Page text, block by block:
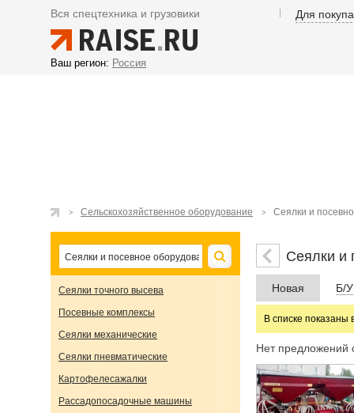
Вся спецтехника и грузовики Для
Ваш регион: Россия
Сельскохозяйственное оборудование Сеялки и
Сеялки точного высева
Посевные комплексы
Сеялки механические
Сеялки пневматические
Картофелесажалки
Рассадопосадочные машины
Сеялки и
Новая Б/У
В списке показаны
Нет предложений